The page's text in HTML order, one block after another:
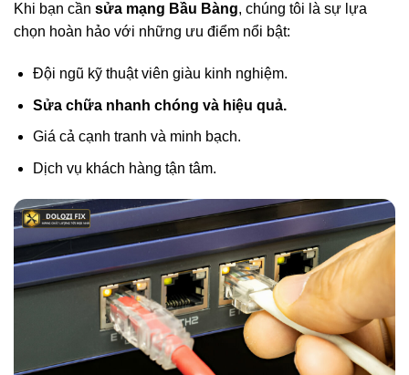
Khi bạn cần sửa mạng Bầu Bàng, chúng tôi là sự lựa
chọn hoàn hảo với những ưu điểm nổi bật:
Đội ngũ kỹ thuật viên giàu kinh nghiệm.
Sửa chữa nhanh chóng và hiệu quả.
Giá cả cạnh tranh và minh bạch.
Dịch vụ khách hàng tận tâm.